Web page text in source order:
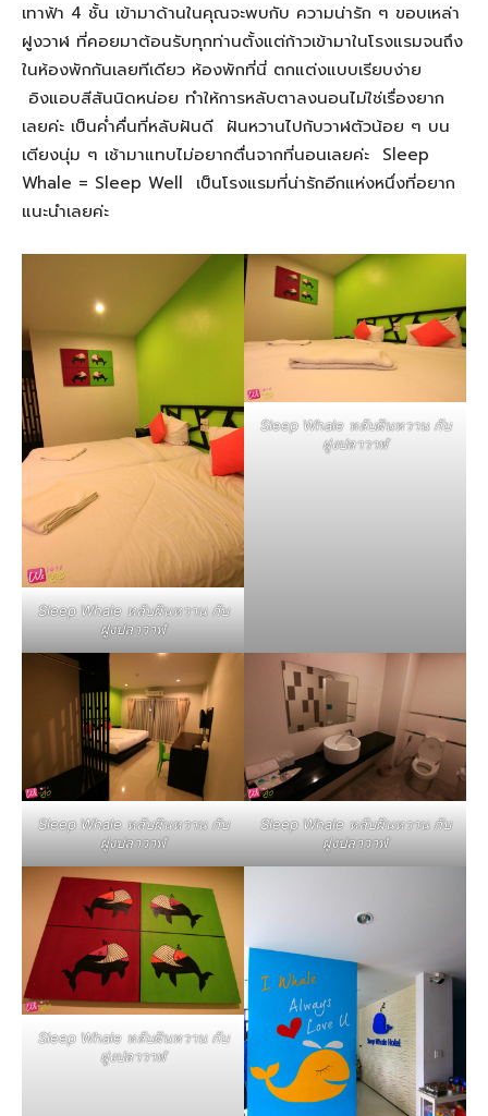
เทาฟ้า 4 ชั้น เข้ามาด้านในคุณจะพบกับ ความน่ารัก ๆ ขอบเหล่า
ฝูงวาฬ ที่คอยมาต้อนรับทุกท่านตั้งแต่ก้าวเข้ามาในโรงแรมจนถึง
ในห้องพักกันเลยทีเดียว ห้องพักที่นี่ ตกแต่งแบบเรียบง่าย
อิงแอบสีสันนิดหน่อย ทำให้การหลับตาลงนอนไม่ใช่เรื่องยาก
เลยค่ะ เป็นค่ำคื่นที่หลับฝันดี ฝันหวานไปกับวาฬตัวน้อย ๆ บน
เตียงนุ่ม ๆ เช้ามาแทบไม่อยากตื่นจากที่นอนเลยค่ะ Sleep
Whale = Sleep Well เป็นโรงแรมที่น่ารักอีกแห่งหนึ่งที่อยาก
แนะนำเลยค่ะ
Sleep Whale หลับฝันหวาน กับ
ฝูงปลาวาฬ
Sleep Whale หลับฝันหวาน กับ
ฝูงปลาวาฬ
Sleep Whale หลับฝันหวาน กับ
ฝูงปลาวาฬ
Sleep Whale หลับฝันหวาน กับ
ฝูงปลาวาฬ
Sleep Whale หลับฝันหวาน กับ
ฝูงปลาวาฬ